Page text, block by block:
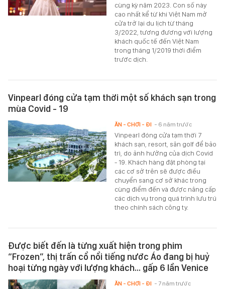
cùng kỳ năm 2023. Con số này
cao nhất kể từ khi Việt Nam mở
cửa trở lại du lịch từ tháng
3/2022, tương đương với lượng
khách quốc tế đến Việt Nam
trong tháng 1/2019 thời điểm
trước dịch.
Vinpearl đóng cửa tạm thời một số khách sạn trong
mùa Covid - 19
Vinpearl đóng cửa tạm thời 7
khách sạn, resort, sân golf để bảo
trì, do ảnh hưởng của dịch Covid
- 19. Khách hàng đặt phòng tại
các cơ sở trên sẽ được điều
chuyển sang cơ sở khác trong
cùng điểm đến và được nâng cấp
các dịch vụ trong quá trình lưu trú
theo chính sách công ty.
ĂN - CHƠI - ĐI - 6 năm trước
Được biết đến là từng xuất hiện trong phim
“Frozen”, thị trấn cổ nổi tiếng nước Áo đang bị huỷ
hoại từng ngày với lượng khách… gấp 6 lần Venice
ĂN - CHƠI - ĐI - 7 năm trước